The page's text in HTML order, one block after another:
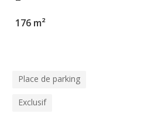
176 m²
Place de parking
Exclusif